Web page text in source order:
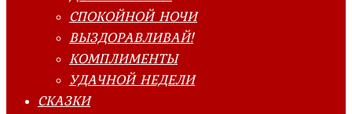
СПОКОЙНОЙ НОЧИ
ВЫЗДОРАВЛИВАЙ!
КОМПЛИМЕНТЫ
УДАЧНОЙ НЕДЕЛИ
СКАЗКИ